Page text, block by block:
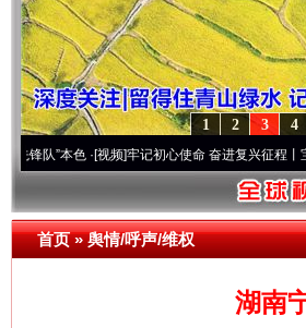
4
3
2
1
·[视频]牢记初心使命 奋进复兴征程丨宝塔山下好
首页»舆情/呼声/维权
湖南